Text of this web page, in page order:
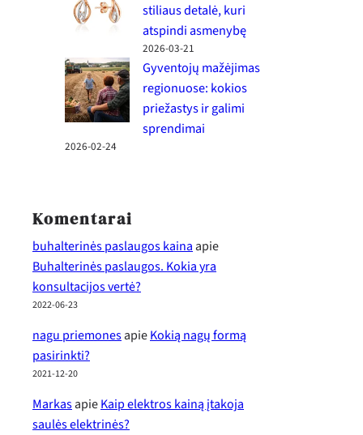
stiliaus detalė, kuri
atspindi asmenybę
2026-03-21
Gyventojų mažėjimas
regionuose: kokios
priežastys ir galimi
sprendimai
2026-02-24
Komentarai
buhalterinės paslaugos kainaapie
Buhalterinės paslaugos. Kokia yra
konsultacijos vertė?
2022-06-23
nagu priemonesapieKokią nagų formą
pasirinkti?
2021-12-20
MarkasapieKaip elektros kainą įtakoja
saulės elektrinės?